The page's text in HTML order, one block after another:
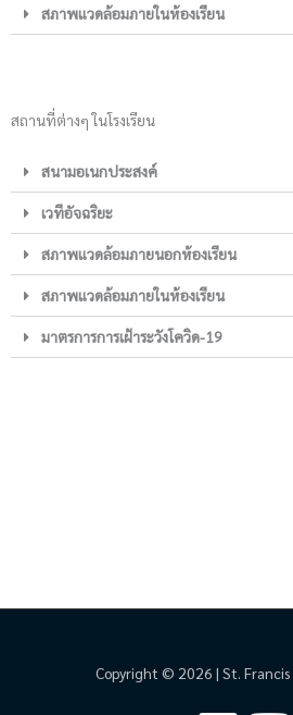
สภาพแวดล้อมภายในห้องเรียน
สถานที่ต่างๆ ในโรงเรียน
สนามอเนกประสงค์
เวทีอัจฉริยะ
สภาพแวดล้อมภายนอกห้องเรียน
สภาพแวดล้อมภายในห้องเรียน
มาตรการการเฝ้าระวังโควิด-19
Copyright © 2026 | St. Francis